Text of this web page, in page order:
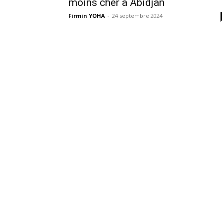
moins cher à Abidjan
Firmin YOHA - 24 septembre 2024